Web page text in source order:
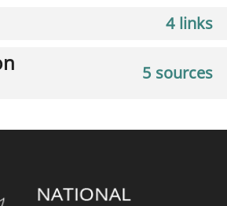
4 links
5 sources